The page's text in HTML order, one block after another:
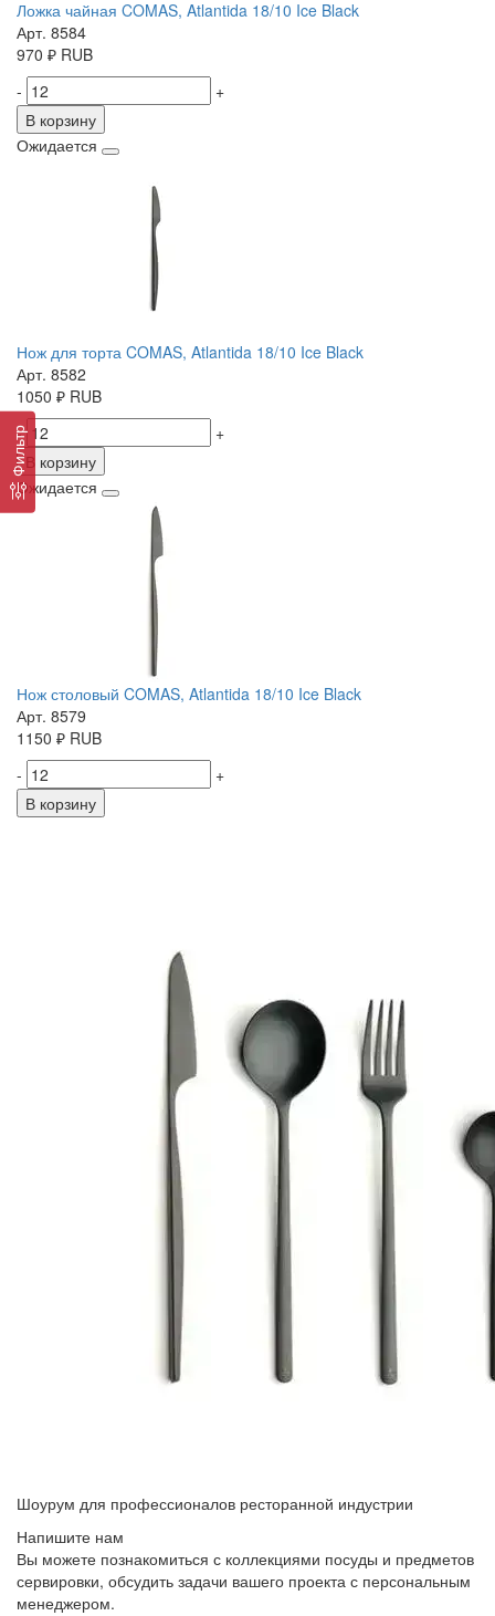
Фильтр
Ложка чайная COMAS, Atlantida 18/10 Ice Black
Арт. 8584
970 ₽ RUB
-
+
В корзину
Ожидается
Нож для торта COMAS, Atlantida 18/10 Ice Black
Арт. 8582
1050 ₽ RUB
-
+
В корзину
Ожидается
Нож столовый COMAS, Atlantida 18/10 Ice Black
Арт. 8579
1150 ₽ RUB
-
+
В корзину
Шоурум для профессионалов ресторанной индустрии
Напишите нам
Вы можете познакомиться с коллекциями посуды и предметов
сервировки, обсудить задачи вашего проекта с персональным
менеджером.